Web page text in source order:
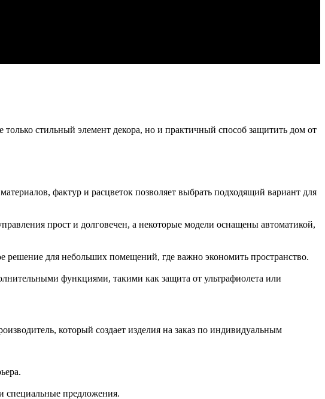
стильный элемент декора, но и практичный способ защитить дом от
фактур и расцветок позволяет выбрать подходящий вариант для
прост и долговечен, а некоторые модели оснащены автоматикой,
для небольших помещений, где важно экономить пространство.
функциями, такими как защита от ультрафиолета или
который создает изделия на заказ по индивидуальным
специальные предложения.